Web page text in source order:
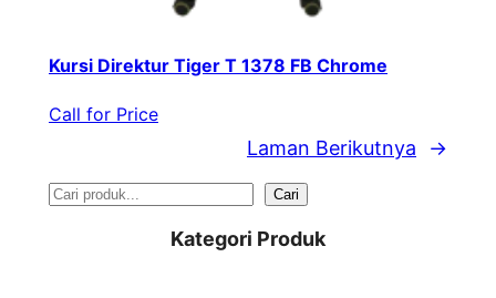
Kursi Direktur Tiger T 1378 FB Chrome
Call for Price
Laman Berikutnya →
S
Cari
Kategori Produk